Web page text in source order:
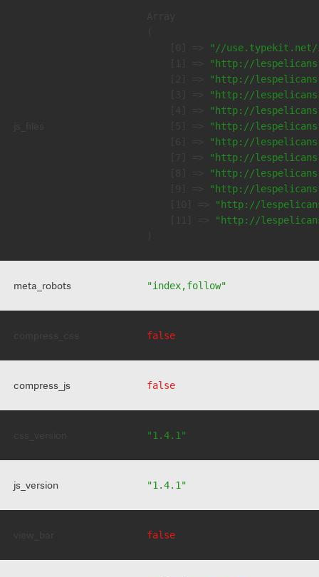
"//
"http://
"http://
"http://
"http://
"http://
"http://
"http://
"http://
"http://
"http://
"http://
meta_robots "index,follow"
false
compress_js false
"1.4.1"
js_version "1.4.1"
false